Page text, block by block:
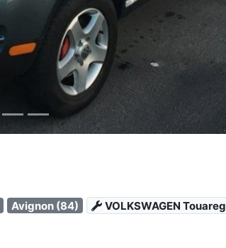
Avignon (84) VOLKSWAGEN Touareg